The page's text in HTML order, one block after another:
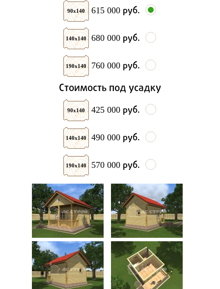
90х140 615 000 руб.
140х140 680 000 руб.
190х140 760 000 руб.
Стоимость под усадку
90х140 425 000 руб.
140х140 490 000 руб.
190х140 570 000 руб.